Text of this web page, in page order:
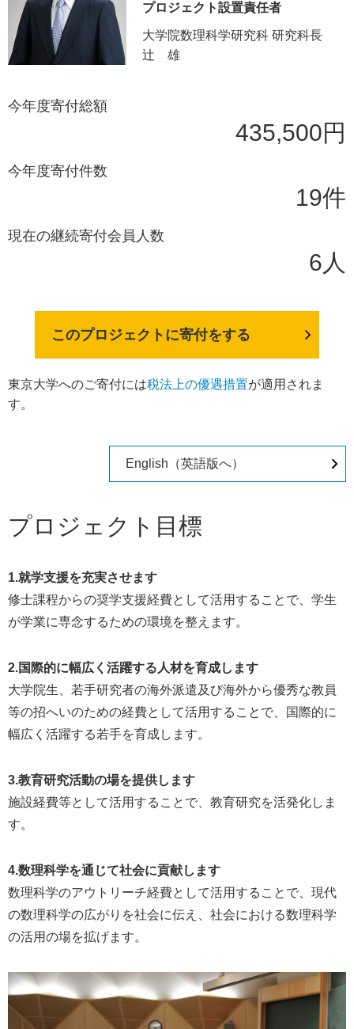
プロジェクト設置責任者
大学院数理科学研究科 研究科長
辻 雄
今年度寄付総額
435,500円
今年度寄付件数
19件
現在の継続寄付会員人数
6人
このプロジェクトに寄付をする
東京大学へのご寄付には税法上の優遇措置が適用されま
す。
English（英語版へ）
プロジェクト目標
1.就学支援を充実させます
修士課程からの奨学支援経費として活用することで、学生
が学業に専念するための環境を整えます。
2.国際的に幅広く活躍する人材を育成します
大学院生、若手研究者の海外派遣及び海外から優秀な教員
等の招へいのための経費として活用することで、国際的に
幅広く活躍する若手を育成します。
3.教育研究活動の場を提供します
施設経費等として活用することで、教育研究を活発化しま
す。
4.数理科学を通じて社会に貢献します
数理科学のアウトリーチ経費として活用することで、現代
の数理科学の広がりを社会に伝え、社会における数理科学
の活用の場を拡げます。